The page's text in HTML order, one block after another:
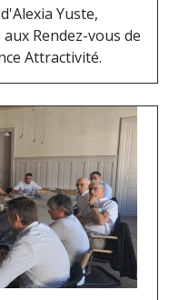
Yuste,
Rendez-vous de
Attractivité.